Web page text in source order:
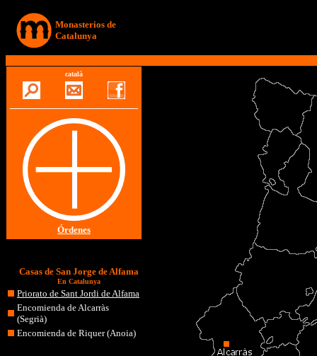
Monasterios de
Catalunya
català
Órdenes
Casas de San Jorge de Alfama
En Catalunya
Priorato de Sant Jordi de Alfama
Encomienda de Alcarràs
(Segrià)
Encomienda de Riquer (Anoia)